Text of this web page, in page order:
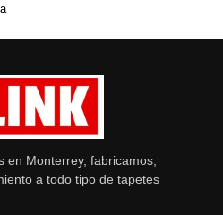
en Monterrey, fabricamos,
a todo tipo de tapetes